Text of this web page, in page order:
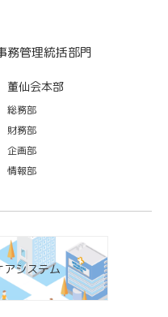
務管理統括部門
董仙会本部
総務部
財務部
企画部
情報部
アシステム